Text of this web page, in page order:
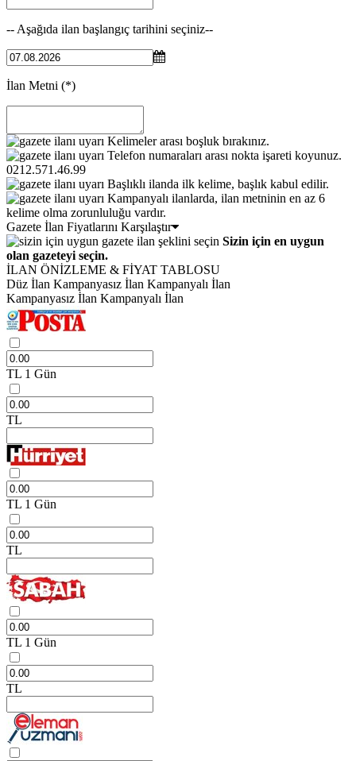
-- Aşağıda ilan başlangıç tarihini seçiniz--
İlan Metni (*)
Kelimeler arası boşluk bırakınız.
Telefon numaraları arası nokta işareti koyunuz.
0212.571.46.99
Başlıklı ilanda ilk kelime, başlık kabul edilir.
Kampanyalı ilanlarda, ilan metninin en az 6
kelime olma zorunluluğu vardır.
Gazete İlan Fiyatlarını Karşılaştır
Sizin için en uygun
olan gazeteyi seçin.
İLAN ÖNİZLEME & FİYAT TABLOSU
Düz İlan Kampanyasız İlan Kampanyalı İlan
Kampanyasız İlan Kampanyalı İlan
TL 1 Gün
TL
TL 1 Gün
TL
TL 1 Gün
TL